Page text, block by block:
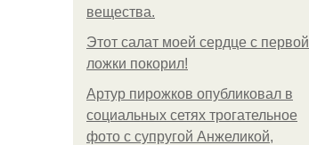
вещества.
Этот салат моей сердце с первой
ложки покорил!
Артур пирожков опубликовал в
социальных сетях трогательное
фото с супругой Анжеликой,